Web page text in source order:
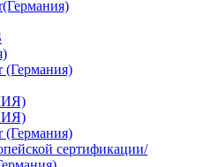
(Германия)
(Германия)
сертификации/